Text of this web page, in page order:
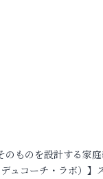
のものを設計する家
ュコーチ・ラボ）】